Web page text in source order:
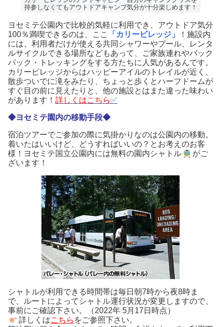
持参しなくてもアウトドアキャンプ気分が十分楽しめます！
ヨセミテ公園内で比較的気軽に利用でき、アウトドア気分
100％満喫できるのは、ここ
「カリービレッジ」
！施設内
には、利用者だけが使える共同シャワーやプール、レンタ
ルサイクルできる場所などもあって、ご家族連れやバック
パック・トレッキングをする方たちに人気があるんです。
カリービレッジからはハッピーアイルのトレイルが近く、
散歩ついでに滝をみたり、ちょっと歩くとハーフドームが
すぐ目の前に見えたりと、他の施設とはまた違った味わい
があります！ 詳しくはこちら✅
◆ヨセミテ園内の移動手段◆
宿泊ツアーでご参加の際に気掛かりなのは公園内の移動。
着いたはいいけど、どうすればいいの？とお考えのお客
様！ヨセミテ国立公園内には無料の園内シャトル
がご
ざいます！
シャトルが利用できる時間帯は毎日朝7時から夜8時ま
で、ルートによってシャトル運行状況が変更しますので、
事前にご確認下さい。（2022年 5月17日時点）
詳しくはこちら をご参照下さい。